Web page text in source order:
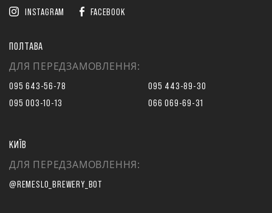
INSTAGRAM FACEBOOK
ПОЛТАВА
ДЛЯ ПЕРЕДЗАМОВЛЕННЯ:
095 643-56-78
095 003-10-13
095 443-89-30
066 069-69-31
КИЇВ
ДЛЯ ПЕРЕДЗАМОВЛЕННЯ:
@REMESLO_BREWERY_BOT